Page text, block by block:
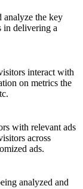
analyze the key
in delivering a
interact with
on metrics the
with relevant ads
across
ads.
analyzed and